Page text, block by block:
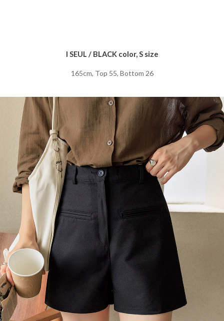
I SEUL / BLACK color, S size
165cm, Top 55, Bottom 26